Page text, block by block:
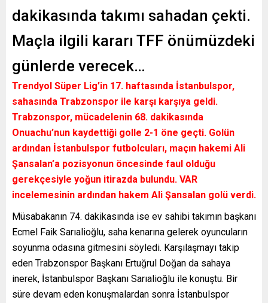
dakikasında takımı sahadan çekti.
Maçla ilgili kararı TFF önümüzdeki
günlerde verecek…
Trendyol Süper Lig’in 17. haftasında İstanbulspor,
sahasında Trabzonspor ile karşı karşıya geldi.
Trabzonspor, mücadelenin 68. dakikasında
Onuachu’nun kaydettiği golle 2-1 öne geçti. Golün
ardından İstanbulspor futbolcuları, maçın hakemi Ali
Şansalan’a pozisyonun öncesinde faul olduğu
gerekçesiyle yoğun itirazda bulundu. VAR
incelemesinin ardından hakem Ali Şansalan golü verdi.
Müsabakanın 74. dakikasında ise ev sahibi takımın başkanı
Ecmel Faik Sarıalioğlu, saha kenarına gelerek oyuncuların
soyunma odasına gitmesini söyledi. Karşılaşmayı takip
eden Trabzonspor Başkanı Ertuğrul Doğan da sahaya
inerek, İstanbulspor Başkanı Sarıalioğlu ile konuştu. Bir
süre devam eden konuşmalardan sonra İstanbulspor